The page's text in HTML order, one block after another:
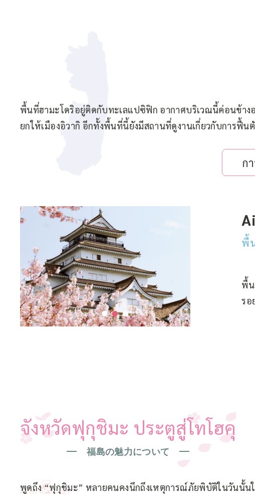
พื้นที่ฮามะโดริอยู่ติดกับทะเลแปซิฟิก อากาศบริเวณนี้ค่อนข้าง
ยกให้เมืองอิวากิ อีกทั้งพื้นที่นี้ยังมีสถานที่ดูงานเกี่ยวกับการฟื้
ก
พื้
พื้น
รอ
จังหวัดฟุกุชิมะ ประตูสู่โทโฮคุ
福島の魅力について
พูดถึง “ฟุกุชิมะ” หลายคนคงนึกถึงเหตุการณ์ภัยพิบัติในวันนั้น